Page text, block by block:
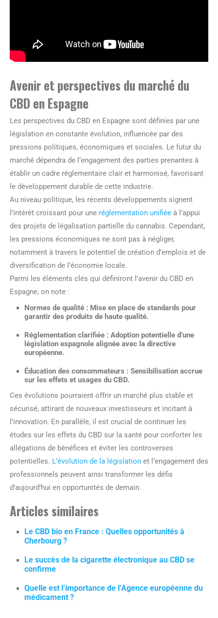
Avenir et perspectives du marché du
CBD en Espagne
Les perspectives du CBD en Espagne sont définies par une
législation en constante évolution, influencée par des
pressions politiques, économiques et sociales. Le futur du
marché dépendra de l’engagement des parties prenantes à
établir un cadre réglementaire clair et harmonisé, favorisant
le développement durable de cette industrie.
Au niveau politique, les récents développements signent
l’intérêt croissant pour une réglementation unifiée à l’appui
des projets de légalisation partielle du cannabis. Cependant,
les pressions économiques ne sont pas à négliger,
notamment à travers le potentiel de création d’emplois et de
diversification de l’économie locale.
Parmi les éléments clés qui définiront l’avenir du CBD en
Espagne, on note :
Normes de qualité : Mise en place de standards pour
garantir des produits de haute qualité.
Réglementation clarifiée : Adoption potentielle d’une
législation espagnole alignée avec la directive
européenne.
Éducation des consommateurs : Sensibilisation accrue
sur les effets et usages du CBD.
Ces évolutions pourraient offrir un marché plus stable et
sécurisé, attirant de nouveaux investisseurs et incitant à
l’innovation. En parallèle, il est crucial de continuer les
études sur les effets du CBD sur la santé pour conforter les
allégations de bénéfices et éviter les controverses
potentielles. L’évolution de la législation et l’engagement des
professionnels peuvent ainsi transformer les défis
d’aujourd’hui en opportunités de demain.
Articles similaires
Le CBD bio en France : Quelles opportunités à
Cherbourg ?
Le succès de la cigarette électronique au CBD se
confirme
Quelle est l’importance de l’Agence européenne du
médicament ?